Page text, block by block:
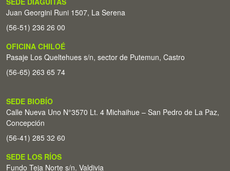
Juan Georgini Runi 1507, La Serena
(56-51) 236 26 00
OFICINA CHILOÉ
Pasaje Los Queltehues s/n, sector de Putemun, Castro
(56-65) 263 65 74
SEDE BIOBÍO
Calle Nueva Uno N°3570 Lt. 4 Michaihue – San Pedro de La Paz,
Concepción
(56-41) 285 32 60
SEDE LOS RÍOS
Fundo Teja Norte s/n. Valdivia